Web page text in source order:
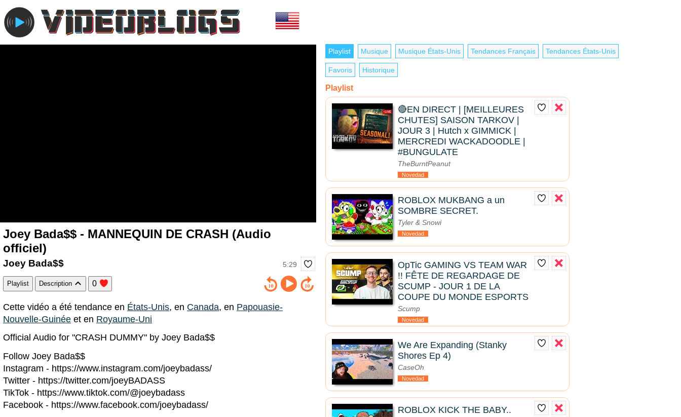
Joey Bada$$ - MANNEQUIN DE CRASH (Audio
officiel)
5:29
Joey Bada$$
Playlist Description 0
Cette vidéo a été tendance en États-Unis, en Canada, en Papouasie-
Nouvelle-Guinée et en Royaume-Uni
Official Audio for "CRASH DUMMY" by Joey Bada$$
Follow Joey Bada$$
Instagram - https://www.instagram.com/joeybadass/
Twitter - https://twitter.com/joeyBADASS
TikTok - https://www.tiktok.com/@joeybadass
Facebook - https://www.facebook.com/joeybadass/
Playlist Musique Musique États-Unis Tendances Français Tendances États-Unis
Favoris Historique
Playlist
🔴EN DIRECT | [MEILLEURES
CHUTES] SAISON TARKOV |
JOUR 3 | Hutch x GIMMICK |
MERCREDI WACKADOODLE |
#BUNGULATE
TheBurntPeanut
Novedad
ROBLOX MUKBANG a un
SOMBRE SECRET.
Tyler & Snowi
Novedad
OpTic GAMING VS TEAM WAR
!! FÊTE DE REGARDAGE DE
SCUMP - JOUR 1 DE LA
COUPE DU MONDE ESPORTS
Scump
Novedad
We Are Expanding (Stanky
Shores Ep 4)
CaseOh
Novedad
ROBLOX KICK THE BABY..